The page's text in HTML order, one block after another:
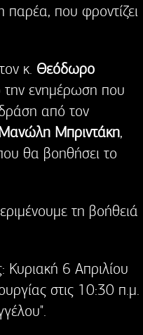
παρέα, που φροντίζει
κ. Θεόδωρο
την ενημέρωση που
από τον
Μπριντάκη,
θα βοηθήσει το
τη βοήθειά
6 Απριλίου
στις 10:30 π.μ.